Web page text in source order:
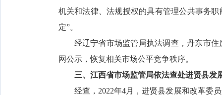
机关和法律、法规授权的具有管理公共事务
定”。
经辽宁省市场监管局执法调查，丹东市
网公示，恢复相关市场公平竞争秩序。
三、江西省市场监管局依法查处进贤县发
经查，2022年4月，进贤县发展和改革委